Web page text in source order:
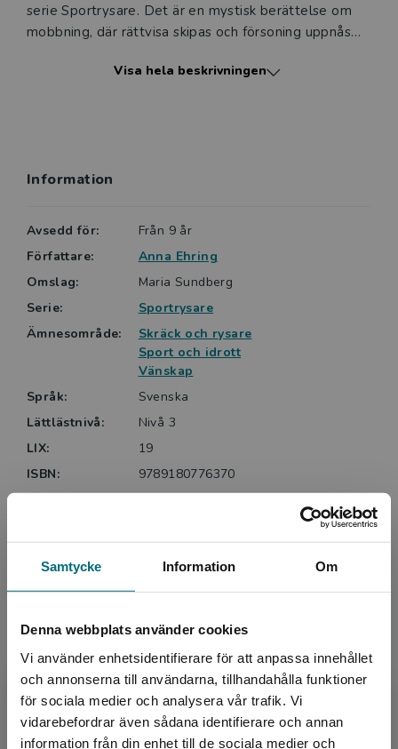
Samtycke Information Om
Denna webbplats använder cookies
Vi använder enhetsidentifierare för att anpassa innehållet
och annonserna till användarna, tillhandahålla funktioner
för sociala medier och analysera vår trafik. Vi
vidarebefordrar även sådana identifierare och annan
information från din enhet till de sociala medier och
Begränsad fraktregion
serie Sportrysare. Det är en mystisk berättelse om
mobbning, där rättvisa skipas och försoning uppnås
Visa hela beskrivningen
Information
Avsedd för:
Från 9 år
Författare:
Anna Ehring
Omslag:
Maria Sundberg
Serie:
Sportrysare
Ämnesområde:
Skräck och rysare
Sport och idrott
Vänskap
Språk:
Svenska
Lättlästnivå:
Nivå 3
LIX:
19
ISBN:
9789180776370
Upphovspersoner